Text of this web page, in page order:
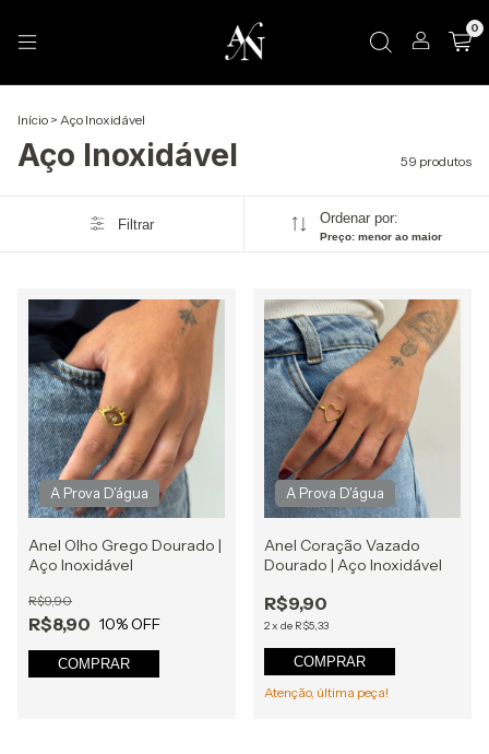
0
Início > Aço Inoxidável
Aço Inoxidável 59 produtos
Filtrar Ordenar por:
Preço: menor ao maior
Anel Olho Grego Dourado |
Aço Inoxidável
R$8,90
R$9,90
10% OFF
COMPRAR
Anel Coração Vazado
Dourado | Aço Inoxidável
R$9,90
2x de R$5,33
COMPRAR
Atenção, última peça!